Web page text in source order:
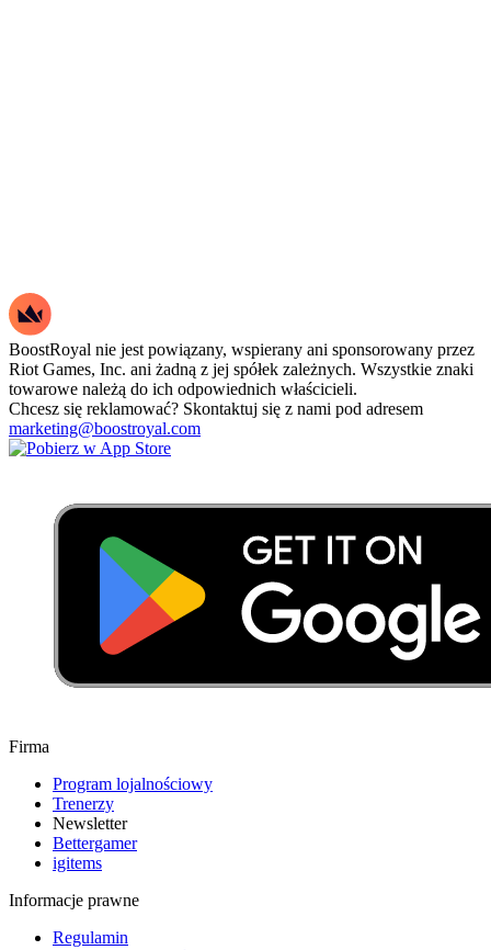
BoostRoyal nie jest powiązany, wspierany ani sponsorowany przez
Riot Games, Inc. ani żadną z jej spółek zależnych. Wszystkie znaki
towarowe należą do ich odpowiednich właścicieli.
Chcesz się reklamować? Skontaktuj się z nami pod adresem
marketing@boostroyal.com
Firma
Program lojalnościowy
Trenerzy
Newsletter
Bettergamer
igitems
Informacje prawne
Regulamin